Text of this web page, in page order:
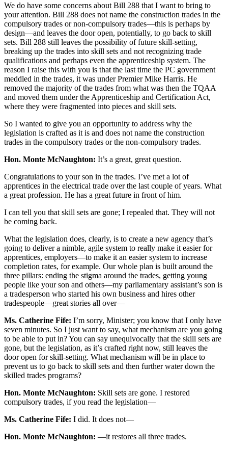
We do have some concerns about Bill 288 that I want to bring to
your attention. Bill 288 does not name the construction trades in the
compulsory trades or non-compulsory trades—this is perhaps by
design—and leaves the door open, potentially, to go back to skill
sets. Bill 288 still leaves the possibility of future skill-setting,
breaking up the trades into skill sets and not recognizing trade
qualifications and perhaps even the apprenticeship system. The
reason I raise this with you is that the last time the PC government
meddled in the trades, it was under Premier Mike Harris. He
removed the majority of the trades from what was then the TQAA
and moved them under the Apprenticeship and Certification Act,
where they were fragmented into pieces and skill sets.
So I wanted to give you an opportunity to address why the
legislation is crafted as it is and does not name the construction
trades in the compulsory trades or the non-compulsory trades.
Hon. Monte McNaughton: It’s a great, great question.
Congratulations to your son in the trades. I’ve met a lot of
apprentices in the electrical trade over the last couple of years. What
a great profession. He has a great future in front of him.
I can tell you that skill sets are gone; I repealed that. They will not
be coming back.
What the legislation does, clearly, is to create a new agency that’s
going to deliver a nimble, agile system to really make it easier for
apprentices, employers—to make it an easier system to increase
completion rates, for example. Our whole plan is built around the
three pillars: ending the stigma around the trades, getting young
people like your son and others—my parliamentary assistant’s son is
a tradesperson who started his own business and hires other
tradespeople—great stories all over—
Ms. Catherine Fife: I’m sorry, Minister; you know that I only have
seven minutes. So I just want to say, what mechanism are you going
to be able to put in? You can say unequivocally that the skill sets are
gone, but the legislation, as it’s crafted right now, still leaves the
door open for skill-setting. What mechanism will be in place to
prevent us to go back to skill sets and then further water down the
skilled trades programs?
Hon. Monte McNaughton: Skill sets are gone. I restored
compulsory trades, if you read the legislation—
Ms. Catherine Fife: I did. It does not—
Hon. Monte McNaughton: —it restores all three trades.